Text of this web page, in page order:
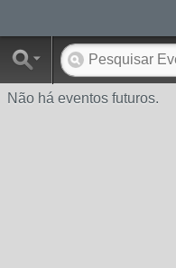
Não há eventos futuros.